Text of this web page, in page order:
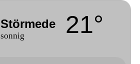
Störmede
sonnig 21°